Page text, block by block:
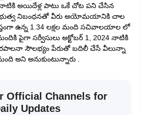
నాటికి అయిదేళ్ల పాటు ఒకే చోట పని చేసిన
ప్రభుత్వ నిబంధనతో వీరు అయోమయానికి చాల
ఉన్న 1.34 లక్షల మంది సచివాలయాల లో
మందికి పైగా సర్వీసులు అక్టోబర్ 1, 2024 నాటికి
పిరపాలనా సౌలభ్యం పేరుతో బదిలీ చేసే వీలున్నా
అని అనుకుంటున్నారు .
Official Channels for
Updates